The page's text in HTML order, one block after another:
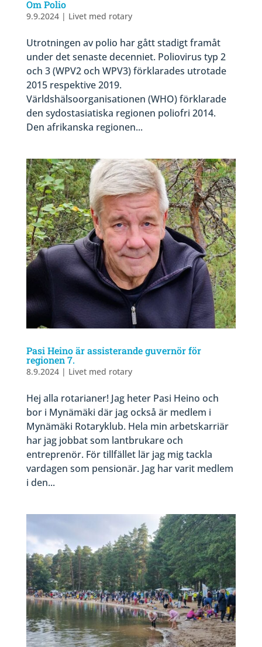
Om Polio
9.9.2024| Livet med rotary
Utrotningen av polio har gått stadigt framåt
under det senaste decenniet. Poliovirus typ 2
och 3 (WPV2 och WPV3) förklarades utrotade
2015 respektive 2019.
Världshälsoorganisationen (WHO) förklarade
den sydostasiatiska regionen poliofri 2014.
Den afrikanska regionen...
Pasi Heino är assisterande guvernör för
regionen 7.
8.9.2024| Livet med rotary
Hej alla rotarianer! Jag heter Pasi Heino och
bor i Mynämäki där jag också är medlem i
Mynämäki Rotaryklub. Hela min arbetskarriär
har jag jobbat som lantbrukare och
entreprenör. För tillfället lär jag mig tackla
vardagen som pensionär. Jag har varit medlem
i den...